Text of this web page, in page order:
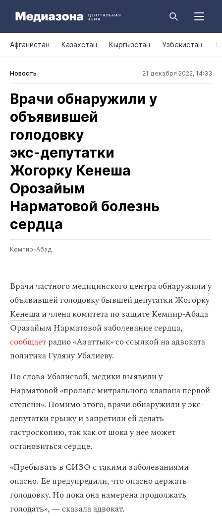
Афганистан Казахстан Кыргызстан Узбекистан
Новость 21 декабря 2022, 14:33
Врачи обнаружили у
объявившей
голодовку
экс‑депутатки
Жогорку Кенеша
Орозайым
Нарматовой болезнь
сердца
Кемпир-Абад
Врачи частного медицинского центра обнаружили у
объявившей голодовку бывшей депутаткиЖогорку
Кенешаи члена комитета по защите Кемпир-Абада
Оразайым Нарматовой заболевание сердца,
сообщаетрадио «Азаттык» со ссылкой на адвоката
политика Гуляну Убалиеву.
По слова Убалиевой, медики выявили у
Нарматовой «пролапс митрального клапана первой
степени». Помимо этого, врачи обнаружили у экс-
депутатки грыжу и запретили ей делать
гастроскопию, так как от шока у нее может
остановиться сердце.
«Пребывать в СИЗО с такими заболеваниями
опасно. Ее предупредили, что опасно держать
голодовку. Но пока она намерена продолжать
голодать», — сказала адвокат.